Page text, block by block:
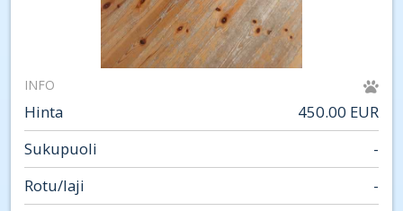
INFO
Hinta
450.00 EUR
Sukupuoli
-
Rotu/laji
-